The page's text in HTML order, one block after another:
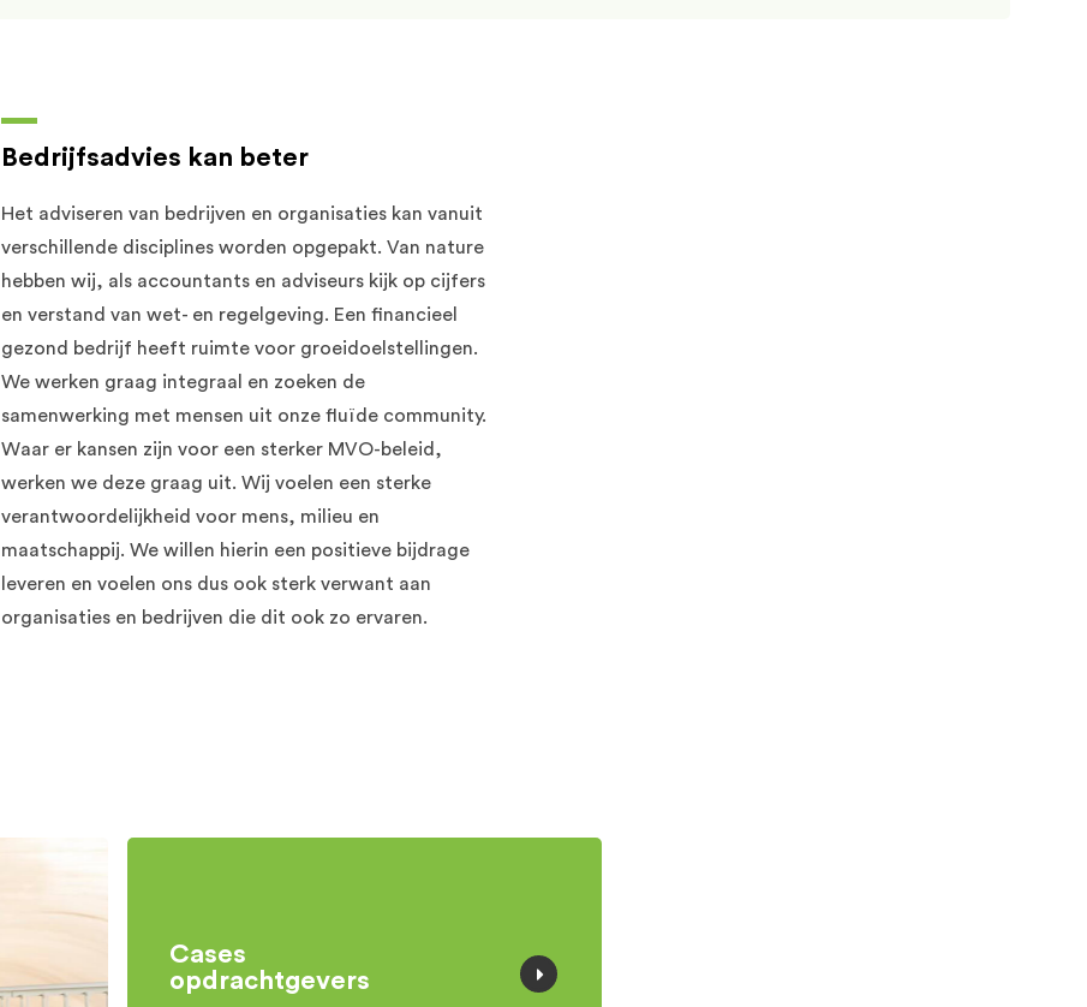
Bedrijfsadvies kan beter
Het adviseren van bedrijven en organisaties kan vanuit
verschillende disciplines worden opgepakt. Van nature
hebben wij, als accountants en adviseurs kijk op cijfers
en verstand van wet- en regelgeving. Een financieel
gezond bedrijf heeft ruimte voor groeidoelstellingen.
We werken graag integraal en zoeken de
samenwerking met mensen uit onze fluïde community.
Waar er kansen zijn voor een sterker MVO-beleid,
werken we deze graag uit. Wij voelen een sterke
verantwoordelijkheid voor mens, milieu en
maatschappij. We willen hierin een positieve bijdrage
leveren en voelen ons dus ook sterk verwant aan
organisaties en bedrijven die dit ook zo ervaren.
Cases
opdrachtgevers